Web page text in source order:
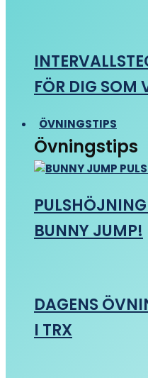
FÖR DIG SOM
ÖVNINGSTIPS
Övningstips
BUNNY JUMP!
DAGENS
I TRX